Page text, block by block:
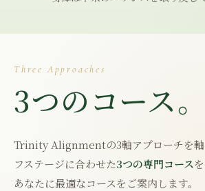
Three Approaches
3つのコース。
Trinity Alignmentの3軸アプローチを軸
フステージに合わせた3つの専門コース
あなたに最適なコースをご案内します。